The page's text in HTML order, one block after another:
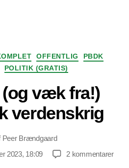
Kategorier
OFFENTLIG
PBDK
POLITIK (GRATIS)
(og væk fra!)
verdenskrig
Peer Brændgaard
2023, 18:09 2 kommentarertil